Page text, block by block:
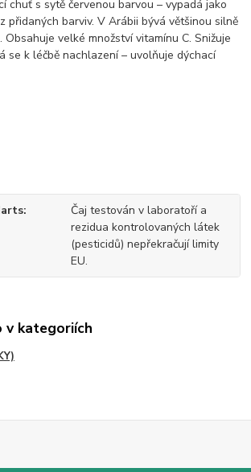
chuť s sytě červenou barvou – vypadá jako
přidaných barviv. V Arábii bývá většinou silně
velké množství vitamínu C. Snižuje
se k léčbě nachlazení – uvolňuje dýchací
Čaj testován v laboratoří a
rezidua kontrolovaných látek
(pesticidů) nepřekračují limity
EU.
v kategoriích